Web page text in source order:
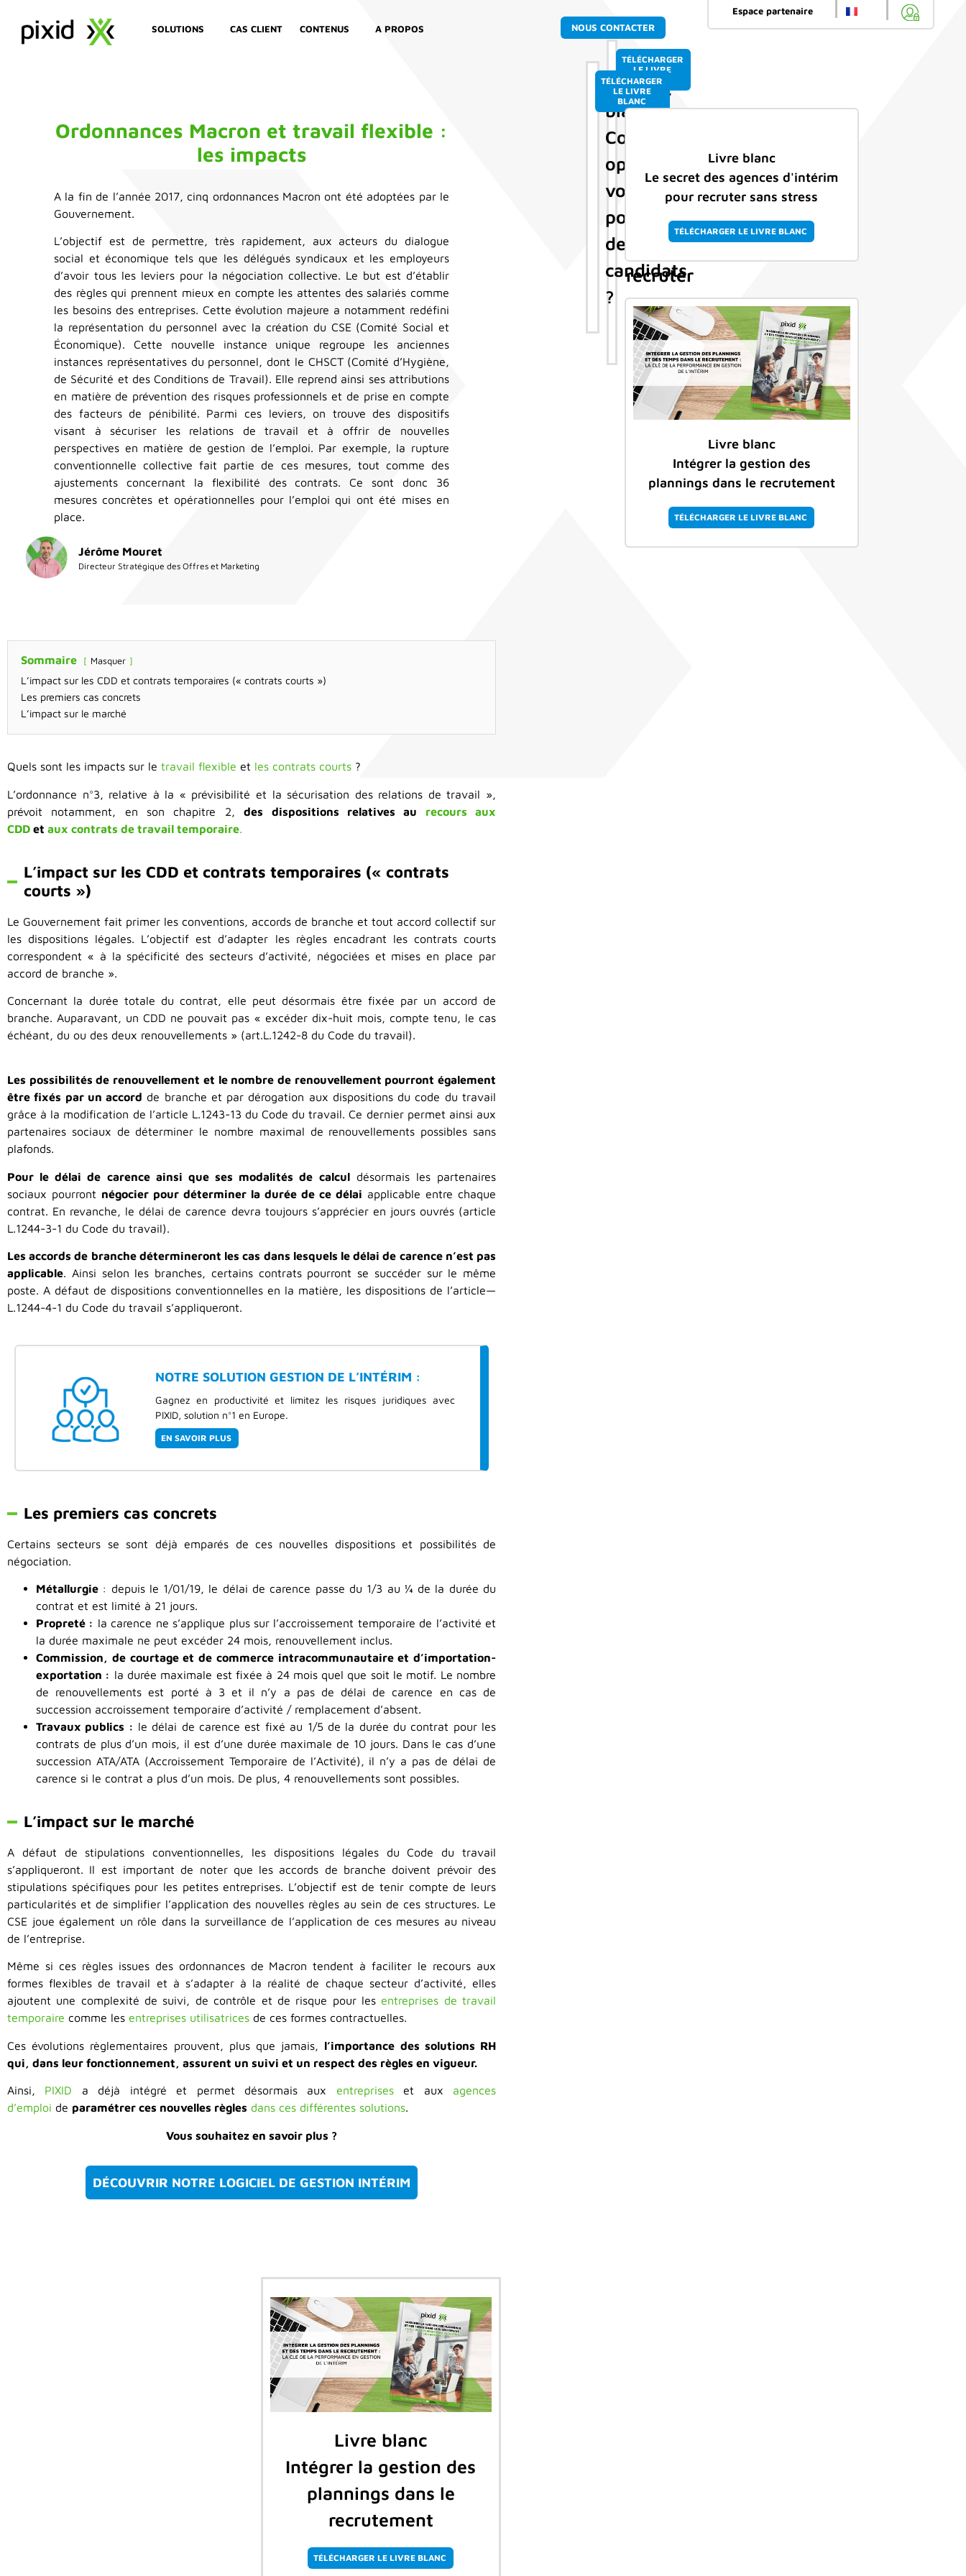
SOLUTIONS CAS CLIENT CONTENUS A PROPOS NOUS CONTACTER
Espace partenaire
Ordonnances Macron et travail flexible :
les impacts
A la fin de l’année 2017, cinq ordonnances Macron ont été adoptées par le
Gouvernement.
L’objectif est de permettre, très rapidement, aux acteurs du dialogue
social et économique tels que les délégués syndicaux et les employeurs
d’avoir tous les leviers pour la négociation collective. Le but est d’établir
des règles qui prennent mieux en compte les attentes des salariés comme
les besoins des entreprises. Cette évolution majeure a notamment redéfini
la représentation du personnel avec la création du CSE (Comité Social et
Économique). Cette nouvelle instance unique regroupe les anciennes
instances représentatives du personnel, dont le CHSCT (Comité d’Hygiène,
de Sécurité et des Conditions de Travail). Elle reprend ainsi ses attributions
en matière de prévention des risques professionnels et de prise en compte
des facteurs de pénibilité. Parmi ces leviers, on trouve des dispositifs
visant à sécuriser les relations de travail et à offrir de nouvelles
perspectives en matière de gestion de l’emploi. Par exemple, la rupture
conventionnelle collective fait partie de ces mesures, tout comme des
ajustements concernant la flexibilité des contrats. Ce sont donc 36
mesures concrètes et opérationnelles pour l’emploi qui ont été mises en
place.
Jérôme Mouret
Directeur Stratégique des Offres et Marketing
Sommaire Masquer
L’impact sur les CDD et contrats temporaires (« contrats courts »)
Les premiers cas concrets
L’impact sur le marché
Quels sont les impacts sur le travail flexible et les contrats courts ?
L’ordonnance n°3, relative à la « prévisibilité et la sécurisation des relations de travail »,
prévoit notamment, en son chapitre 2,des dispositions relatives au recours aux
CDD et aux contrats de travail temporaire.
L’impact sur les CDD et contrats temporaires (« contrats
courts »)
Le Gouvernement fait primer les conventions, accords de branche et tout accord collectif sur
les dispositions légales. L’objectif est d’adapter les règles encadrant les contrats courts
correspondent « à la spécificité des secteurs d’activité, négociées et mises en place par
accord de branche ».
Concernant la durée totale du contrat, elle peut désormais être fixée par un accord de
branche. Auparavant, un CDD ne pouvait pas « excéder dix-huit mois, compte tenu, le cas
échéant, du ou des deux renouvellements » (art.L.1242-8 du Code du travail).
Les possibilités de renouvellement et le nombre de renouvellement pourront également
être fixés par un accord de branche et par dérogation aux dispositions du code du travail
grâce à la modification de l’article L.1243-13 du Code du travail. Ce dernier permet ainsi aux
partenaires sociaux de déterminer le nombre maximal de renouvellements possibles sans
plafonds.
Pour le délai de carence ainsi que ses modalités de calculdésormais les partenaires
sociaux pourront négocier pour déterminer la durée de ce délai applicable entre chaque
contrat. En revanche, le délai de carence devra toujours s’apprécier en jours ouvrés (article
L.1244-3-1 du Code du travail).
Les accords de branche détermineront les cas dans lesquels le délai de carence n’est pas
applicable. Ainsi selon les branches, certains contrats pourront se succéder sur le même
poste. A défaut de dispositions conventionnelles en la matière, les dispositions de l’article—
L.1244-4-1 du Code du travail s’appliqueront.
NOTRE SOLUTION GESTION DE L’INTÉRIM :
Gagnez en productivité et limitez les risques juridiques avec
PIXID, solution n°1 en Europe.
EN SAVOIR PLUS
Les premiers cas concrets
Certains secteurs se sont déjà emparés de ces nouvelles dispositions et possibilités de
négociation.
Métallurgie : depuis le 1/01/19, le délai de carence passe du 1/3 au ¼ de la durée du
contrat et est limité à 21 jours.
Propreté : la carence ne s’applique plus sur l’accroissement temporaire de l’activité et
la durée maximale ne peut excéder 24 mois, renouvellement inclus.
Commission, de courtage et de commerce intracommunautaire et d’importation-
exportation : la durée maximale est fixée à 24 mois quel que soit le motif. Le nombre
de renouvellements est porté à 3 et il n’y a pas de délai de carence en cas de
succession accroissement temporaire d’activité / remplacement d’absent.
Travaux publics : le délai de carence est fixé au 1/5 de la durée du contrat pour les
contrats de plus d’un mois, il est d’une durée maximale de 10 jours. Dans le cas d’une
succession ATA/ATA (Accroissement Temporaire de l’Activité), il n’y a pas de délai de
carence si le contrat a plus d’un mois. De plus, 4 renouvellements sont possibles.
L’impact sur le marché
A défaut de stipulations conventionnelles, les dispositions légales du Code du travail
s’appliqueront. Il est important de noter que les accords de branche doivent prévoir des
stipulations spécifiques pour les petites entreprises. L’objectif est de tenir compte de leurs
particularités et de simplifier l’application des nouvelles règles au sein de ces structures. Le
CSE joue également un rôle dans la surveillance de l’application de ces mesures au niveau
de l’entreprise.
Même si ces règles issues des ordonnances de Macron tendent à faciliter le recours aux
formes flexibles de travail et à s’adapter à la réalité de chaque secteur d’activité, elles
ajoutent une complexité de suivi, de contrôle et de risque pour les entreprises de travail
temporaire comme les entreprises utilisatrices de ces formes contractuelles.
Ces évolutions règlementaires prouvent, plus que jamais, l’importance des solutions RH
qui, dans leur fonctionnement, assurent un suivi et un respect des règles en vigueur.
Ainsi, PIXID a déjà intégré et permet désormais aux entrepriseset aux agences
d’emploi de paramétrer ces nouvelles règles dans ces différentes solutions.
Vous souhaitez en savoir plus ?
DÉCOUVRIR NOTRE LOGICIEL DE GESTION INTÉRIM
Livre
blanc
Comment
optimiser
votre
pool
de
candidats
?
TÉLÉCHARGER
LE LIVRE
BLANC
Livre
blanc
Le
des
agences
d'intérim
recruter
sans
stress
TÉLÉCHARGER
LE LIVRE
BLANC
Livre blanc
Le secret des agences d'intérim
pour recruter sans stress
TÉLÉCHARGER LE LIVRE BLANC
Livre blanc
Intégrer la gestion des
plannings dans le recrutement
TÉLÉCHARGER LE LIVRE BLANC
Livre blanc
Intégrer la gestion des
plannings dans le
recrutement
TÉLÉCHARGER LE LIVRE BLANC